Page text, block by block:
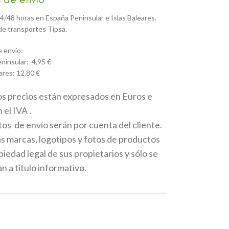
48 horas en España Peninsular e Islas Baleares.
transportes Tipsa.
envío:
4,95 €
12,80 €
precios están expresados en Euros e
el IVA .
de envío serán por cuenta del cliente.
marcas, logotipos y fotos de productos
legal de sus propietarios y sólo se
a título informativo.